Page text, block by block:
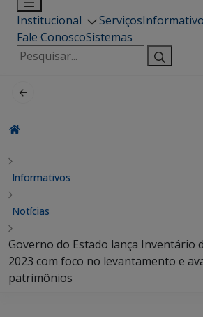
Institucional Serviços
Fale ConoscoSistemas
Pesquisar
por:
Informativos
Notícias
Governo do Estado lança Inventário
2023 com foco no levantamento e
patrimônios